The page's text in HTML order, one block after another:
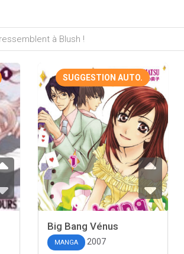
SUGGESTION AUTO.
Big Bang Vénus
MANGA 2007